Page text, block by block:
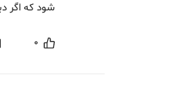
شود که اگر
0